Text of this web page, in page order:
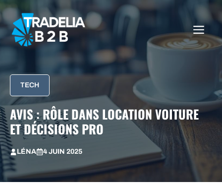
Aller
au
contenu
TECH
AVIS : RÔLE DANS LOCATION VOITURE
ET DÉCISIONS PRO
LÉNA 4 JUIN 2025